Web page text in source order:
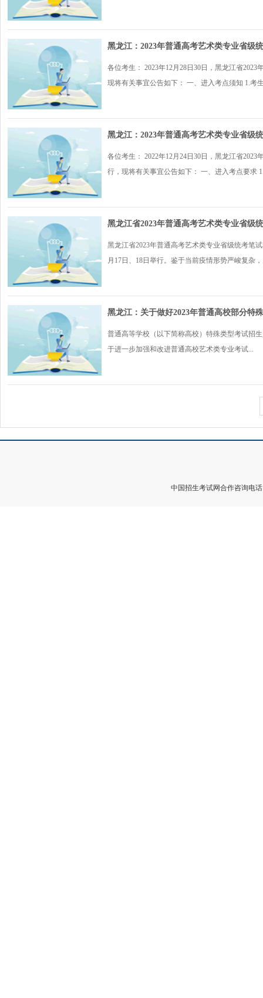
黑龙江：2023年普通高考艺术类专业省级
各位考生： 2023年12月28日30日，黑龙江省
现将有关事宜公告如下： 一、进入考点须知 1.考
黑龙江：2023年普通高考艺术类专业省级
各位考生： 2022年12月24日30日，黑龙江省
行，现将有关事宜公告如下： 一、进入考点要求
黑龙江省2023年普通高考艺术类专业省级
黑龙江省2023年普通高考艺术类专业省级统考笔
月17日、18日举行。鉴于当前疫情形势严峻复杂
黑龙江：关于做好2023年普通高校部分特
普通高等学校（以下简称高校）特殊类型考试招
于进一步加强和改进普通高校艺术类专业考试...
中国招生考试网合作咨询电